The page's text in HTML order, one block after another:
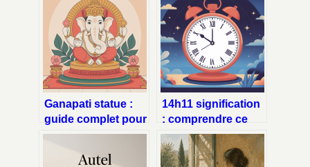
Ganapati statue :
guide complet pour
bien choisir et
14h11 signification
: comprendre ce
message de l’heure
miroir inversée